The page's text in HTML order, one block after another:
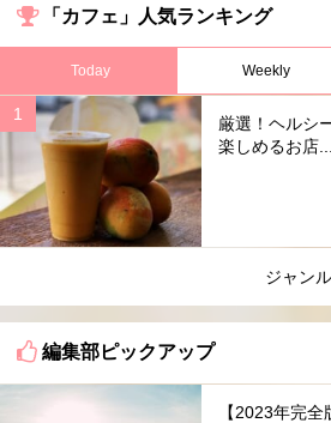
「カフェ」人気ランキング
Today Weekly
厳選！ヘルシ
楽しめるお店...
ジャン
編集部ピックアップ
【2023年完